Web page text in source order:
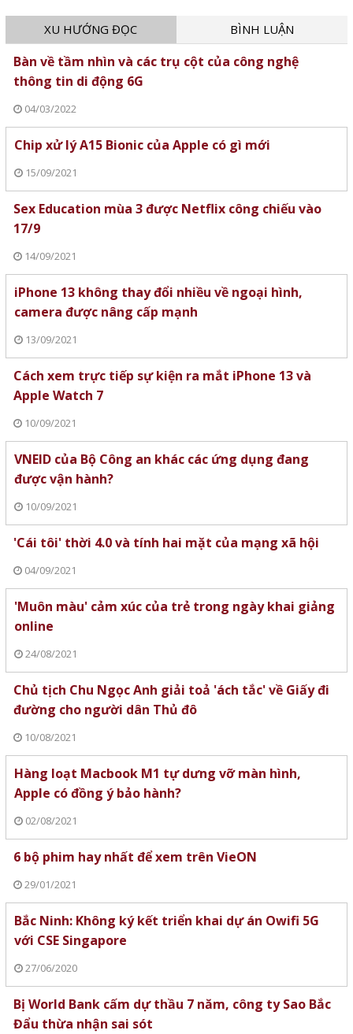
XU HƯỚNG ĐỌC BÌNH LUẬN
Bàn về tầm nhìn và các trụ cột của công nghệ
thông tin di động 6G
04/03/2022
Chip xử lý A15 Bionic của Apple có gì mới
15/09/2021
Sex Education mùa 3 được Netflix công chiếu vào
17/9
14/09/2021
iPhone 13 không thay đổi nhiều về ngoại hình,
camera được nâng cấp mạnh
13/09/2021
Cách xem trực tiếp sự kiện ra mắt iPhone 13 và
Apple Watch 7
10/09/2021
VNEID của Bộ Công an khác các ứng dụng đang
được vận hành?
10/09/2021
'Cái tôi' thời 4.0 và tính hai mặt của mạng xã hội
04/09/2021
'Muôn màu' cảm xúc của trẻ trong ngày khai giảng
online
24/08/2021
Chủ tịch Chu Ngọc Anh giải toả 'ách tắc' về Giấy đi
đường cho người dân Thủ đô
10/08/2021
Hàng loạt Macbook M1 tự dưng vỡ màn hình,
Apple có đồng ý bảo hành?
02/08/2021
6 bộ phim hay nhất để xem trên VieON
29/01/2021
Bắc Ninh: Không ký kết triển khai dự án Owifi 5G
với CSE Singapore
27/06/2020
Bị World Bank cấm dự thầu 7 năm, công ty Sao Bắc
Đẩu thừa nhận sai sót